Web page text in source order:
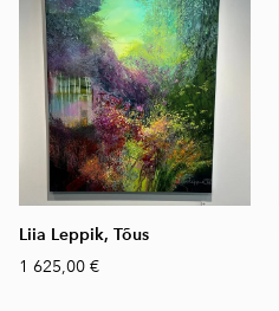
Liia Leppik, Tõus
1 625,00 €